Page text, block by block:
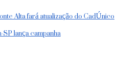
Alta fará atualização do CadÚnico
lança campanha